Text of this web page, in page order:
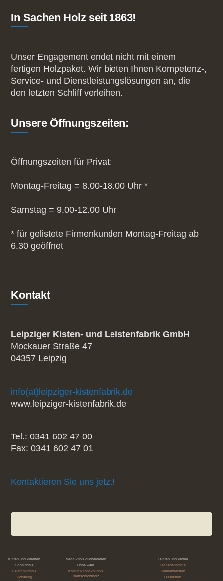
In Sachen Holz seit 1863!
Unser Engagement endet nicht mit einem
fertigen Holzpaket. Wir bieten Ihnen Kompetenz-,
Service- und Dienstleistungslösungen an, die
den letzten Schliff verleihen.
Unsere Öffnungszeiten:
Öffnungszeiten für Privat:
Montag-Freitag = 8.00-18.00 Uhr *
Samstag = 9.00-12.00 Uhr
* für gelistete Firmenkunden Montag-Freitag ab
6.30 geöffnet
Kontakt
Leipziger Kisten- und Leistenfabrik GmbH
Mockauer Straße 47
04357 Leipzig
info(at)leipziger-kistenfabrik.de
www.leipziger-kistenfabrik.de
Tel.: 0341 602 47 00
Fax: 0341 602 47 01
Kontaktieren Sie uns jetzt!
Kisten und Paletten
Schnittholz
Bauschnittholz
Schalung
Massivholz-/Hobeldielen
Hobelware
Konstruktionsvollholz
Brettschichtholz
Leisten und Profile
Fassadenprofile
Dreikantleisten
Fußleisten